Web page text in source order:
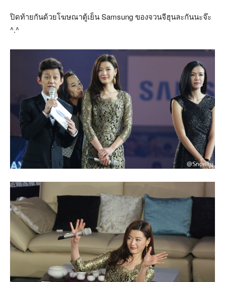
ปิดท้ายกันด้วยโฆษณาตู้เย็น Samsung ของจวนจีฮุนละกันนะจ๊ะ
^.^